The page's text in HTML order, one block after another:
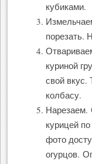
кубиками.
порезать.
куриной
свой вкус.
колбасу.
Нарезаем.
курицей
фото
огурцов.